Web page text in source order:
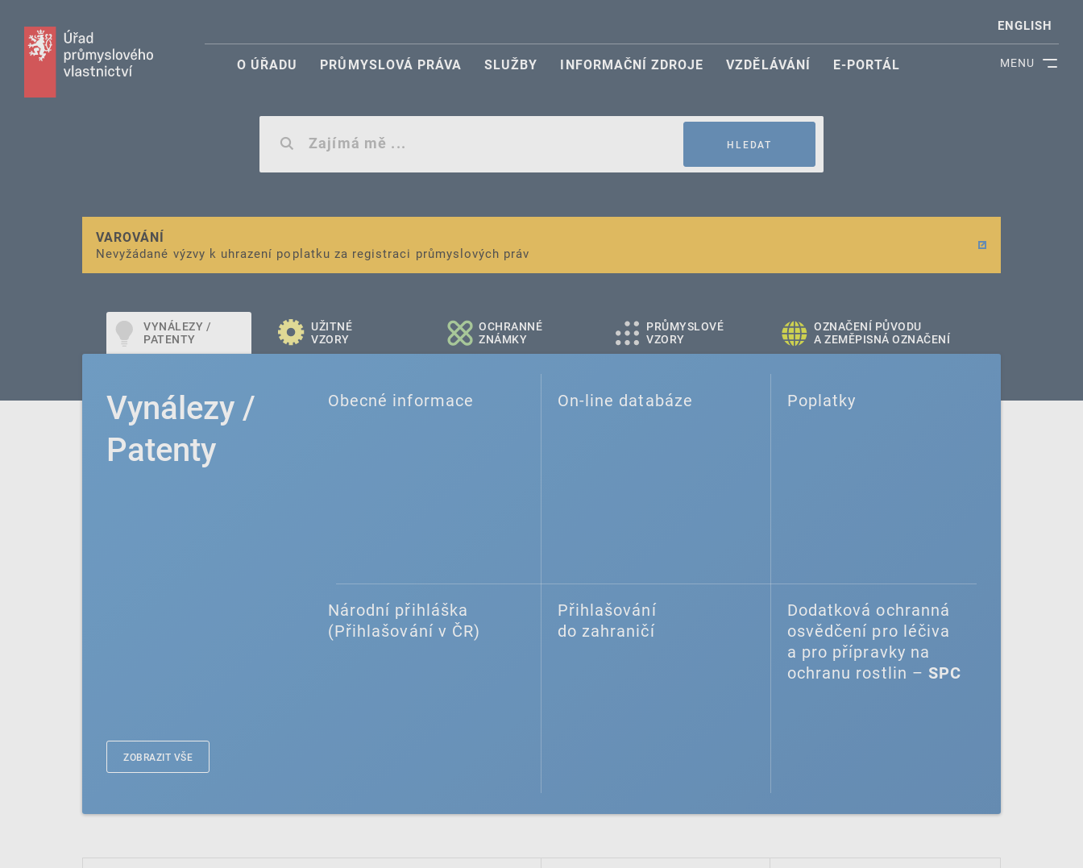
MENU
ENGLISH
O ÚŘADU PRŮMYSLOVÁ PRÁVA SLUŽBY INFORMAČNÍ ZDROJE VZDĚLÁVÁNÍ E-PORTÁL
HLEDAT
VAROVÁNÍ
Nevyžádané výzvy k uhrazení poplatku za registraci průmyslových práv
Finanční podpora
pro správu duševního vlastnictví pro malé a střední podniky
VYNÁLEZY /
PATENTY
UŽITNÉ
VZORY
OCHRANNÉ
ZNÁMKY
PRŮMYSLOVÉ
VZORY
OZNAČENÍ PŮVODU
A ZEMĚPISNÁ OZNAČENÍ
Vynálezy /
Patenty
Obecné informace On-line databáze Poplatky
Národní přihláška
(Přihlašování v ČR)
Přihlašování
do zahraničí
Dodatková ochranná
osvědčení pro léčiva
a pro přípravky na
ochranu rostlin – SPC
ZOBRAZIT VŠE